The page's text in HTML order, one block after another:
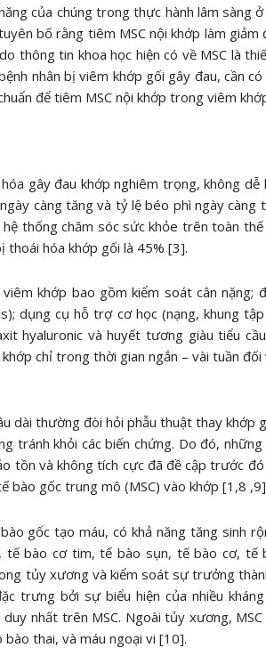
của chúng trong thực hành lâm sàng
bố rằng tiêm MSC nội khớp làm
thông tin khoa học hiện có về MSC là
nhân bị viêm khớp gối gây đau, cần
để tiêm MSC nội khớp trong viêm
gây đau khớp nghiêm trọng, không dễ
càng tăng và tỷ lệ béo phì ngày càng
thống chăm sóc sức khỏe trên toàn
hóa khớp gối là 45% [3].
khớp bao gồm kiểm soát cân nặng;
dụng cụ hỗ trợ cơ học (nạng, khung tập
hyaluronic và huyết tương giàu tiểu
chỉ trong thời gian ngắn – vài tuần
dài thường đòi hỏi phẫu thuật thay khớp
tránh khỏi các biến chứng. Do đó,
tồn và không tích cực đã đề cập trước
bào gốc trung mô (MSC) vào khớp [1,8
gốc tạo máu, có khả năng tăng sinh
tế bào cơ tim, tế bào sụn, tế bào cơ, tế
tủy xương và kiểm soát sự trưởng
trưng bởi sự biểu hiện của nhiều
nhất trên MSC. Ngoài tủy xương,
bào thai, và máu ngoại vi [10].